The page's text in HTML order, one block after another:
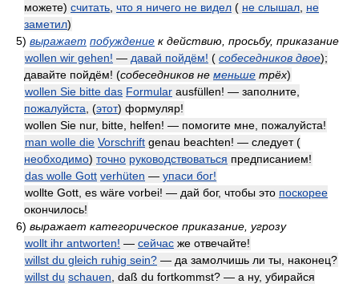
можете) считать что я ничего не видел ( не слышал не
заметил)
5) выражает побуждение к действию, просьбу, приказание
wollen wir gehen! — давай пойдём! ( собеседников двое);
давайте пойдём! (собеседников не меньше трёх)
wollen Sie bitte das Formular ausfüllen! — заполните,
пожалуйста , (этот) формуляр!
wollen Sie nur, bitte, helfen! — помогите мне, пожалуйста!
man wolle die Vorschrift genau beachten! — следует (
необходимо) точно руководствоваться предписанием!
das wolle Gott verhüten — упаси бог!
wollte Gott, es wäre vorbei! — дай бог, чтобы это поскорее
окончилось!
6) выражает категорическое приказание, угрозу
wollt ihr antworten! — сейчас же отвечайте!
willst du gleich ruhig sein? — да замолчишь ли ты, наконец?
willst du schauen , daß du fortkommst? — а ну, убирайся